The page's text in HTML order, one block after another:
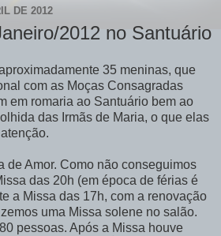
DE 2012
2012 no Santuário
35 meninas, que
com as Moças Consagradas
em romaria ao Santuário bem ao
das Irmãs de Maria, o que elas
de Amor. Como não conseguimos
das 20h (em época de férias é
a Missa das 17h, com a renovação
uma Missa solene no salão.
pessoas. Após a Missa houve